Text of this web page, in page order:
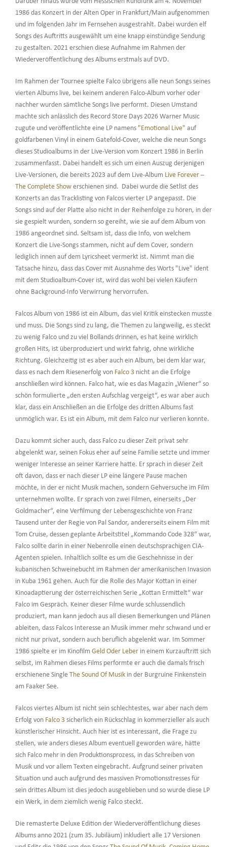
1986 das Konzert in der Alten Oper in Frankfurt/Main aufgenommen
und im folgenden Jahr im Fernsehen ausgestrahlt. Dabei wurden elf
Songs des Auftritts ausgewählt um eine knapp einstündige Sendung
zu gestalten. 2021 erschien diese Aufnahme im Rahmen der
Wiederveröffentlichung des Albums erstmals auf DVD.
Im Rahmen der Tournee spielte Falco übrigens alle neun Songs seines
vierten Albums live, bei keinem anderen Falco-Album vorher oder
nachher wurden sämtliche Songs live performt. Diesen Umstand
machte sich anlässlich des Record Store Days 2026 Warner Music
zugute und veröffentlichte eine LP namens "Emotional Live" auf
goldfarbenen Vinyl in einem Gatefold-Cover, welche die neun Songs
dieses Studioalbums in der Live-Version vom Konzert 1986 in Berlin
zusammenfasst. Dabei handelt es sich um einen Auszug derjenigen
Live-Versionen, die bereits 2023 auf dem Live-Album Live Forever –
The Complete Showerschienen sind. Dabei wurde die Setlist des
Konzerts an das Tracklisting von Falcos vierter LP angepasst. Die
Songs sind auf der Platte also nicht in der Reihenfolge zu hören, in der
sie gespielt wurden, sondern so gereiht, wie sie auf dem Album von
1986 angeordnet sind. Seltsam ist, dass die Info, von welchem
Konzert die Live-Songs stammen, nicht auf dem Cover, sondern
lediglich innen auf dem Lyricsheet vermerkt ist. Nimmt man die
Tatsache hinzu, dass das Cover mit Ausnahme des Worts "Live" ident
mit dem Studioalbum-Cover ist, wird das wohl bei vielen Käufern
ohne Background-Info Verwirrung hervorrufen.
Falcos Album von 1986 ist ein Album, das viel Kritik einstecken musste
und muss. Die Songs sind zu lang, die Themen zu langweilig, es steckt
zu wenig Falco und zu viel Bollands drinnen, es hat keine wirklich
großen Hits, ist überproduziert und wirkt fahrig, ohne wirkliche
Richtung. Gleichzeitig ist es aber auch ein Album, bei dem klar war,
dass es nach dem Riesenerfolg von Falco 3nicht an die Erfolge
anschließen wird können. Falco hat, wie es das Magazin „Wiener“ so
schön formulierte „den ersten Aufschlag vergeigt“, es war aber auch
klar, dass ein Anschließen an die Erfolge des dritten Albums fast
unmöglich war. Es ist ein Album, mit dem Falco nur verlieren konnte.
Dazu kommt sicher auch, dass Falco zu dieser Zeit privat sehr
abgelenkt war, seinen Fokus eher auf seine Familie setzte und immer
weniger Interesse an seiner Karriere hatte. Er sprach in dieser Zeit
oft davon, dass er nach dieser LP eine längere Pause machen
möchte, in der er nicht Musik machen, sondern Gehversuche im Film
unternehmen wollte. Er sprach von zwei Filmen, einerseits „Der
Goldmacher“, eine Verfilmung der Lebensgeschichte von Franz
Tausend unter der Regie von Pal Sandor, andererseits einem Film mit
Tom Cruise, dessen geplante Arbeitstitel „Kommando Code 328“ war,
Falco sollte darin in einer Nebenrolle einen deutschsprachigen CIA-
Agenten spielen. Inhaltlich sollte es um die Geschehnisse in der
kubanischen Schweinebucht im Rahmen der amerikanischen Invasion
in Kuba 1961 gehen. Auch für die Rolle des Major Kottan in einer
Kinoadaptierung der österreichischen Serie „Kottan Ermittelt“ war
Falco im Gespräch. Keiner dieser Filme wurde schlussendlich
produziert, man kann jedoch aus all diesen Bemerkungen und Plänen
ableiten, dass Falcos Interesse an Musik immer mehr schwand und er
nicht nur privat, sondern auch beruflich abgelenkt war. Im Sommer
1986 spielte er im Kinofilm Geld Oder Leberin einem Kurzauftritt sich
selbst, im Rahmen dieses Films performte er auch die damals frisch
erschienene Single The Sound Of Musikin der Burgruine Finkenstein
am Faaker See.
Falcos viertes Album ist nicht sein schlechtestes, war aber nach dem
Erfolg von Falco 3sicherlich ein Rückschlag in kommerzieller als auch
künstlerischer Hinsicht. Auch hier ist es interessant, die Frage zu
stellen, wie anders dieses Album eventuell geworden wäre, hätte
sich Falco mehr in den Produktionsprozess, in das Schreiben von
Musik und vor allem Texten eingebracht. Aufgrund seiner privaten
Situation und auch aufgrund des massiven Promotionsstresses für
sein drittes Album ist dies jedoch ausgeblieben und so wurde diese LP
ein Werk, in dem ziemlich wenig Falco steckt.
Die remasterte Deluxe Edition der Wiederveröffentlichung dieses
Albums anno 2021 (zum 35. Jubiläum) inkludiert alle 17 Versionen